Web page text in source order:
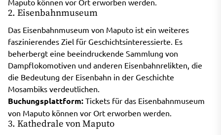
Maputo können vor Ort erworben werden.
2. Eisenbahnmuseum
Das Eisenbahnmuseum von Maputo ist ein weiteres
faszinierendes Ziel für Geschichtsinteressierte. Es
beherbergt eine beeindruckende Sammlung von
Dampflokomotiven und anderen Eisenbahnrelikten, die
die Bedeutung der Eisenbahn in der Geschichte
Mosambiks verdeutlichen.
Buchungsplattform: Tickets für das Eisenbahnmuseum
von Maputo können vor Ort erworben werden.
3. Kathedrale von Maputo